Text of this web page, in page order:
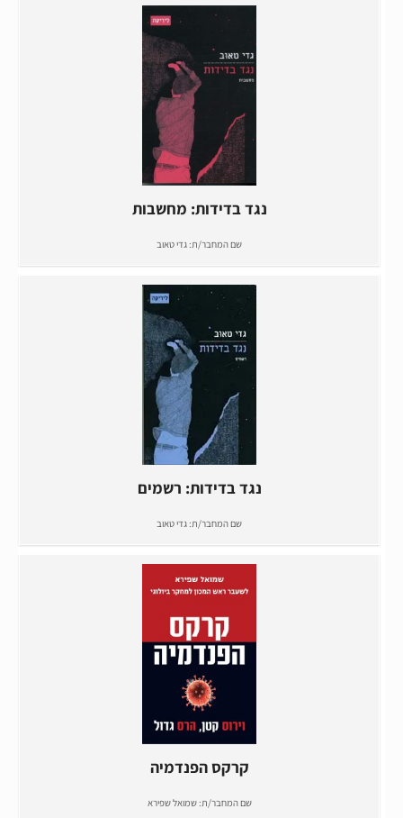
נגד בדידות: מחשבות
שם המחבר/ת:גדי טאוב
נגד בדידות: רשמים
שם המחבר/ת:גדי טאוב
קרקס הפנדמיה
שם המחבר/ת:שמואל שפירא